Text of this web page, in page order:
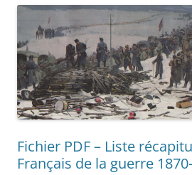
Fichier PDF – Liste
Français de la guerre